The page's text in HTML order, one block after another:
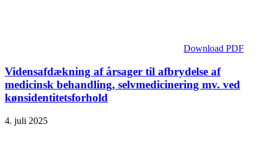
Download PDF
Vidensafdækning af årsager til afbrydelse af
medicinsk behandling, selvmedicinering mv. ved
kønsidentitetsforhold
4. juli 2025